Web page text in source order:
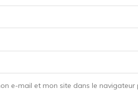
e-mail et mon site dans le